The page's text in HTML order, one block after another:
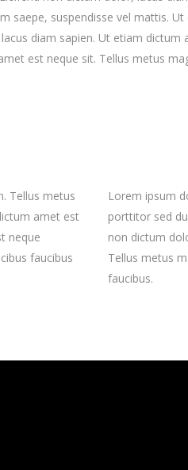
saepe, suspendisse vel mattis.
diam sapien. Ut etiam dictum
est neque sit. Tellus metus
Tellus metus
amet est
neque
faucibus
Lorem ipsum
porttitor sed
non dictum
Tellus metus
faucibus.